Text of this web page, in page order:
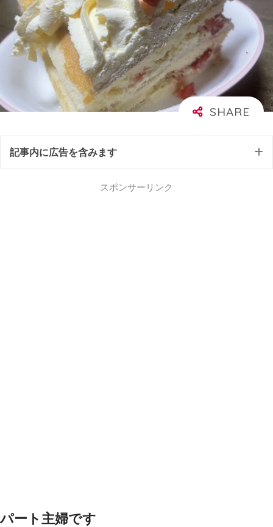
記事内に広告を含みます
スポンサーリンク
パート主婦です